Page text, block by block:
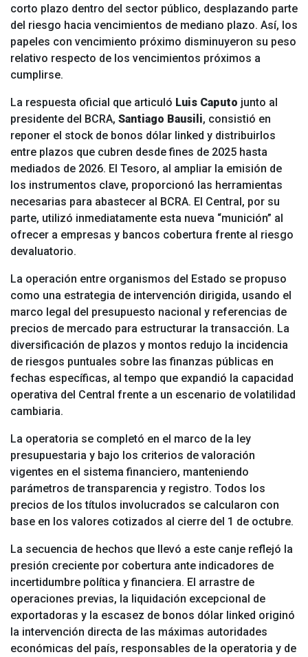
corto plazo dentro del sector público, desplazando parte
del riesgo hacia vencimientos de mediano plazo. Así, los
papeles con vencimiento próximo disminuyeron su peso
relativo respecto de los vencimientos próximos a
cumplirse.
La respuesta oficial que articuló Luis Caputo junto al
presidente del BCRA, Santiago Bausili, consistió en
reponer el stock de bonos dólar linked y distribuirlos
entre plazos que cubren desde fines de 2025 hasta
mediados de 2026. El Tesoro, al ampliar la emisión de
los instrumentos clave, proporcionó las herramientas
necesarias para abastecer al BCRA. El Central, por su
parte, utilizó inmediatamente esta nueva “munición” al
ofrecer a empresas y bancos cobertura frente al riesgo
devaluatorio.
La operación entre organismos del Estado se propuso
como una estrategia de intervención dirigida, usando el
marco legal del presupuesto nacional y referencias de
precios de mercado para estructurar la transacción. La
diversificación de plazos y montos redujo la incidencia
de riesgos puntuales sobre las finanzas públicas en
fechas específicas, al tempo que expandió la capacidad
operativa del Central frente a un escenario de volatilidad
cambiaria.
La operatoria se completó en el marco de la ley
presupuestaria y bajo los criterios de valoración
vigentes en el sistema financiero, manteniendo
parámetros de transparencia y registro. Todos los
precios de los títulos involucrados se calcularon con
base en los valores cotizados al cierre del 1 de octubre.
La secuencia de hechos que llevó a este canje reflejó la
presión creciente por cobertura ante indicadores de
incertidumbre política y financiera. El arrastre de
operaciones previas, la liquidación excepcional de
exportadoras y la escasez de bonos dólar linked originó
la intervención directa de las máximas autoridades
económicas del país, responsables de la operatoria y de